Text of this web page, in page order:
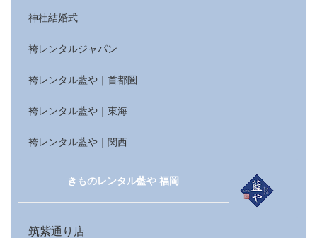
神社結婚式
袴レンタルジャパン
袴レンタル藍や｜首都圏
袴レンタル藍や｜東海
袴レンタル藍や｜関西
きものレンタル藍や 福岡
筑紫通り店